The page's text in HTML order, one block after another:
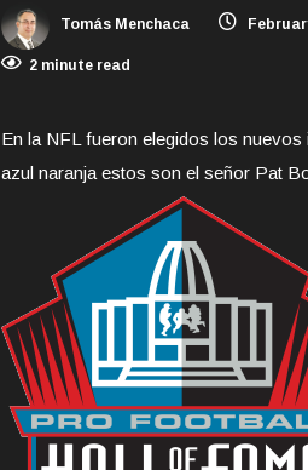
Tomás Menchaca
2 minute read
En la NFL fueron elegidos los
azul naranja estos son el señor Pat